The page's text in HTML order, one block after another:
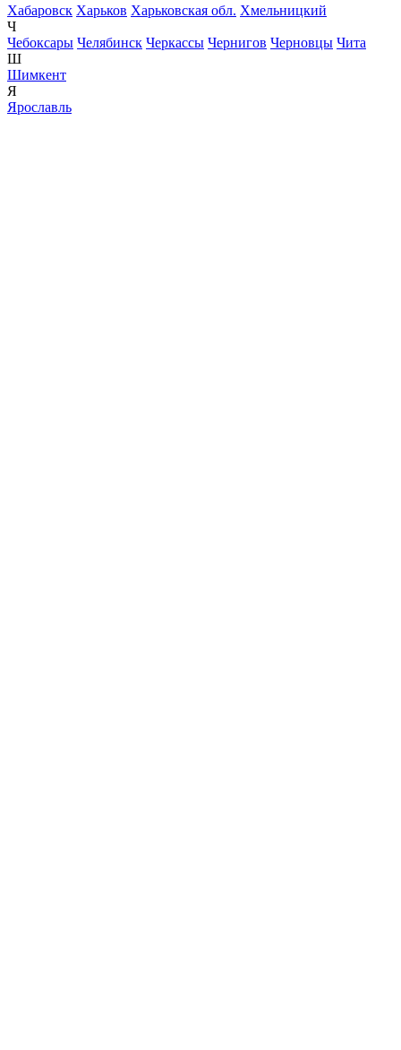
Хабаровск Харьков Харьковская обл. Хмельницкий
Ч
Чебоксары Челябинск Черкассы Чернигов Черновцы Чита
Ш
Шимкент
Я
Ярославль